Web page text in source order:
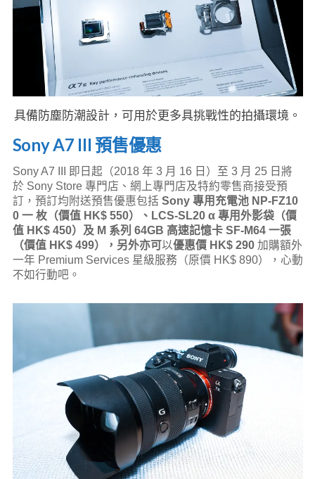
具備防塵防潮設計，可用於更多具挑戰性的拍攝環境。
Sony A7 III 預售優惠
Sony A7 III 即日起（2018 年 3 月 16 日）至 3 月 25 日將
於 Sony Store 專門店、網上專門店及特約零售商接受預
訂，預訂均附送預售優惠包括 Sony 專用充電池 NP-FZ10
0 一 枚（價值 HK$ 550）、 LCS-SL20 α 專用外影袋（價
值 HK$ 450）及 M 系列 64GB 高速記憶卡 SF-M64 一張
（價值 HK$ 499），另外亦可以優惠價 HK$ 290加購額外
一年 Premium Services 星級服務（原價 HK$ 890），心動
不如行動吧。